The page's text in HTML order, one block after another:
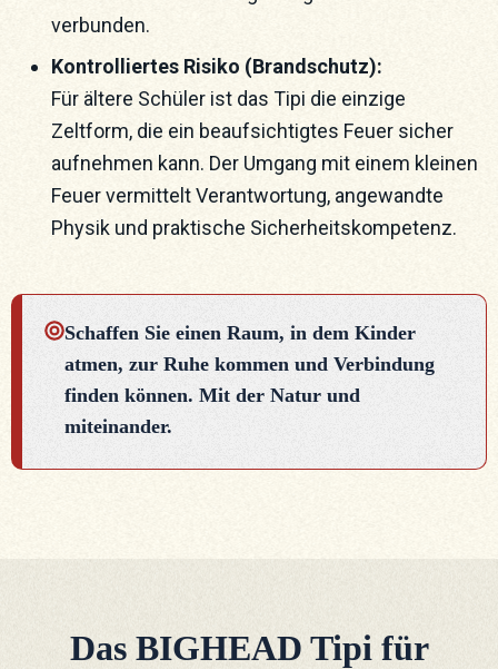
verbunden.
Kontrolliertes Risiko (Brandschutz):
Für ältere Schüler ist das Tipi die einzige
Zeltform, die ein beaufsichtigtes Feuer sicher
aufnehmen kann. Der Umgang mit einem kleinen
Feuer vermittelt Verantwortung, angewandte
Physik und praktische Sicherheitskompetenz.
Schaffen Sie einen Raum, in dem Kinder
atmen, zur Ruhe kommen und Verbindung
finden können. Mit der Natur und
miteinander.
Das BIGHEAD Tipi für